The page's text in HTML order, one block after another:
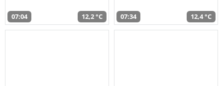
07:04 12,2 °C 07:34 12,4 °C